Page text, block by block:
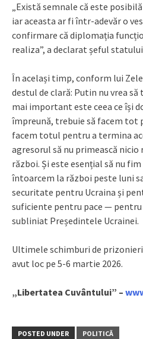
„Există semnale că este
iar aceasta ar fi într-adevăr o
confirmare că diplomația
realiza”, a declarat șeful
În același timp, conform lui
destul de clară: Putin nu vrea
mai important este ceea ce își
împreună, trebuie să facem tot
facem totul pentru a termina
agresorul să nu primească
război. Și este esențial să nu
întoarcem la război peste luni
securitate pentru Ucraina și
suficiente pentru pace — pentru
subliniat Președintele Ucrainei.
Ultimele schimburi de
avut loc pe 5-6 martie 2026.
„Libertatea Cuvântului” –
POSTED UNDER POLITICĂ